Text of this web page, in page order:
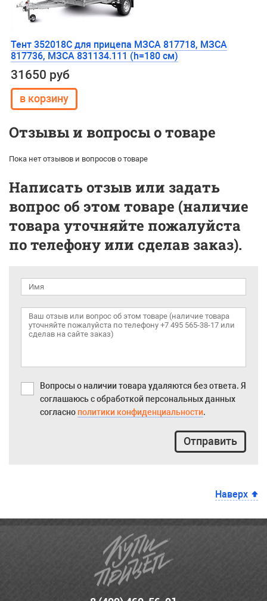
Тент 352018С для прицепа МЗСА 817718, МЗСА
817736, МЗСА 831134.111 (h=180 см)
31650 руб
Отзывы и вопросы о товаре
Пока нет отзывов и вопросов о товаре
Написать отзыв или задать
вопрос об этом товаре (наличие
товара уточняйте пожалуйста
по телефону или сделав заказ).
Вопросы о наличии товара удаляются без ответа. Я
соглашаюсь с обработкой персональных данных
согласно политики конфиденциальности.
Отправить
Наверх